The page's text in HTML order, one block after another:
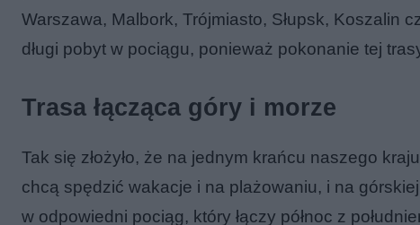
Warszawa, Malbork, Trójmiasto, Słupsk, Koszalin
długi pobyt w pociągu, ponieważ pokonanie tej
Trasa łącząca góry i morze
Tak się złożyło, że na jednym krańcu naszego
chcą spędzić wakacje i na plażowaniu, i na
w odpowiedni pociąg, który łączy północ z